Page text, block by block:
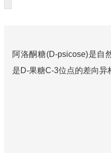
阿洛酮糖(D-psicose)是自
是D-果糖C-3位点的差向异